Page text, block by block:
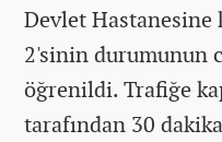
Devlet Hastanesine
2'sinin durumunun
öğrenildi. Trafiğe
tarafından 30